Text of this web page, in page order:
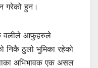
गरेको हुन।
वलीले आफुहरुले
निकै ठुलो भुमिका रहेको
अभिभावक एक असल